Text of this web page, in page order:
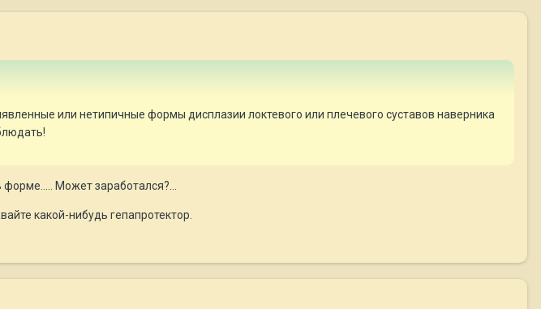
или нетипичные формы дисплазии локтевого или плечевого суставов наверника
Может заработался?...
какой-нибудь гепапротектор.